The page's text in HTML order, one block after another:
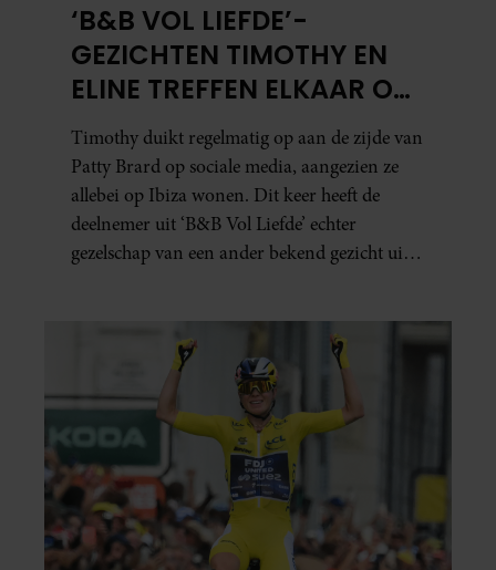
‘B&B VOL LIEFDE’-
GEZICHTEN TIMOTHY EN
ELINE TREFFEN ELKAAR OP
IBIZA
Timothy duikt regelmatig op aan de zijde van
Patty Brard op sociale media, aangezien ze
allebei op Ibiza wonen. Dit keer heeft de
deelnemer uit ‘B&B Vol Liefde’ echter
gezelschap van een ander bekend gezicht uit